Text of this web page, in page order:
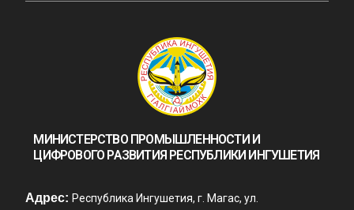
МИНИСТЕРСТВО ПРОМЫШЛЕННОСТИ И
ЦИФРОВОГО РАЗВИТИЯ РЕСПУБЛИКИ ИНГУШЕТИЯ
Адрес: Республика Ингушетия, г. Магас, ул.